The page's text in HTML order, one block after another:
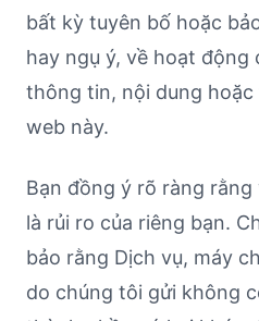
bất kỳ tuyên bố hoặc
hay ngụ ý, về hoạt động
thông tin, nội dung
web này.
Bạn đồng ý rõ ràng rằng
là rủi ro của riêng bạn.
bảo rằng Dịch vụ, máy
do chúng tôi gửi không